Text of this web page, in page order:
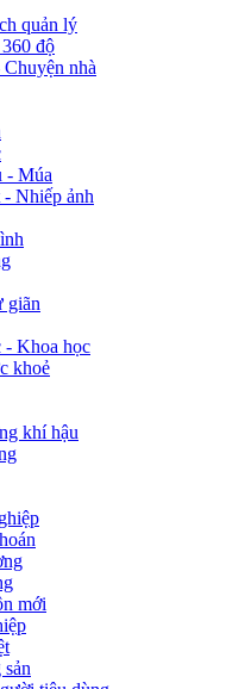
quản lý
độ
nhà
- Múa
Nhiếp ảnh
giãn
- Khoa học
khoẻ
khí hậu
mới